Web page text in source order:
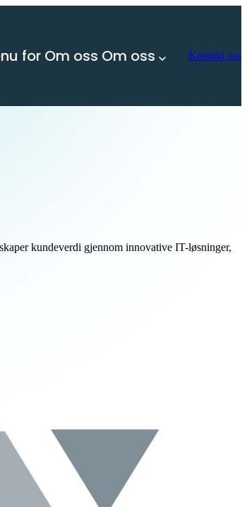
for Om oss Om oss Kontakt oss
kundeverdi gjennom innovative IT-løsninger,